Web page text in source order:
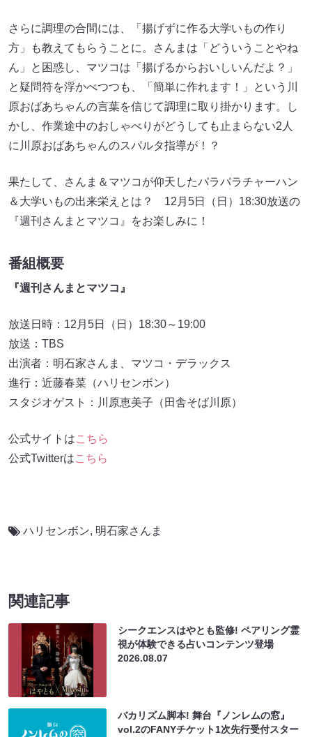
さらに調理の合間には、「揚げずに作る大学いもの作り
方」も教えてもらうことに。さんまは「どういうことやね
ん」と困惑し、マツコは「揚げるからおいしいんだよ？」
と疑問符を浮かべつつも、「簡単に作れます！」という川
原おばあちゃんの言葉を信じて調理に取り掛かります。し
かし、作業途中のおしゃべりがどうしても止まらない2人
に川原おばあちゃんのスパルタ指導が！？
果たして、さんま＆マツコが仰天したパラパラチャーハン
＆大学いもの出来栄えとは？ 12月5日（日）18:30放送の
『週刊さんまとマツコ』をお楽しみに！
番組概要
『週刊さんまとマツコ』
放送日時：12月5日（日）18:30～19:00
放送：TBS
出演者：明石家さんま、マツコ・デラックス
進行：近藤春菜（ハリセンボン）
スタジオゲスト：川原恵美子（田舎そば川原）
公式サイトはこちら
公式Twitterはこちら
ハリセンボン, 明石家さんま
関連記事
シークエンスはやとも監修! ペアリング霊
視が体験できる占いコンテンツ登場
2026.08.07
バカリズム脚本! 舞台『ノンレムの窓』
vol.2のFANYチケット1次先行受付スター